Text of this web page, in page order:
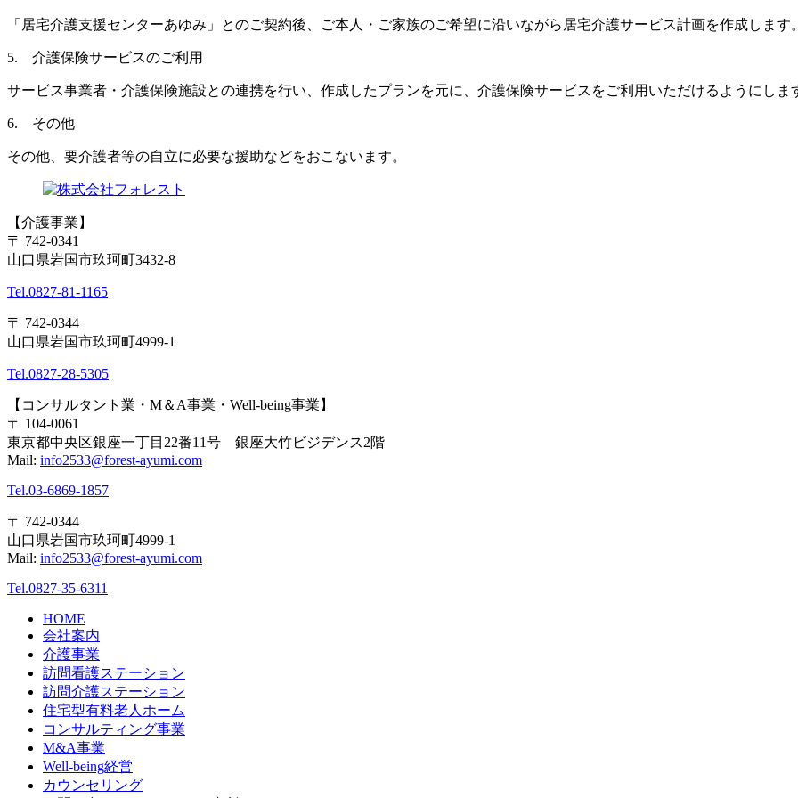
「居宅介護支援センターあゆみ」とのご契約後、ご本人・ご家族のご希望に沿いながら居宅介護サービス計画を作成します
5. 介護保険サービスのご利用
サービス事業者・介護保険施設との連携を行い、作成したプランを元に、介護保険サービスをご利用いただけるようにしま
6. その他
その他、要介護者等の自立に必要な援助などをおこないます。
【介護事業】
〒 742-0341
山口県岩国市玖珂町3432-8
Tel.0827-81-1165
〒 742-0344
山口県岩国市玖珂町4999-1
Tel.0827-28-5305
【コンサルタント業・M＆A事業・Well-being事業】
〒 104-0061
東京都中央区銀座一丁目22番11号 銀座大竹ビジデンス2階
Mail: info2533@forest-ayumi.com
Tel.03-6869-1857
〒 742-0344
山口県岩国市玖珂町4999-1
Mail: info2533@forest-ayumi.com
Tel.0827-35-6311
HOME
会社案内
介護事業
訪問看護ステーション
訪問介護ステーション
住宅型有料老人ホーム
コンサルティング事業
M&A事業
Well-being経営
カウンセリング